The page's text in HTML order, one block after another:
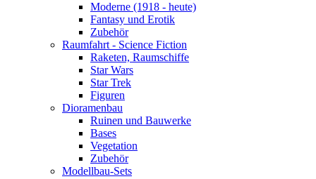
Moderne (1918 - heute)
Fantasy und Erotik
Zubehör
Raumfahrt - Science Fiction
Raketen, Raumschiffe
Star Wars
Star Trek
Figuren
Dioramenbau
Ruinen und Bauwerke
Bases
Vegetation
Zubehör
Modellbau-Sets